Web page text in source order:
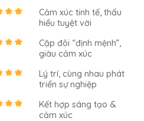
Cảm xúc tinh tế, thấu
hiểu tuyệt vời
Cặp đôi “định mệnh”,
giàu cảm xúc
Lý trí, cùng nhau phát
triển sự nghiệp
Kết hợp sáng tạo &
cảm xúc